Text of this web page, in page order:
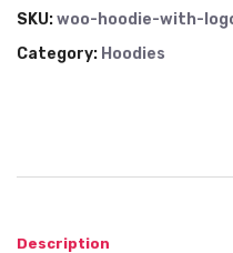
SKU:woo-hoodie-with-
Category: Hoodies
Description